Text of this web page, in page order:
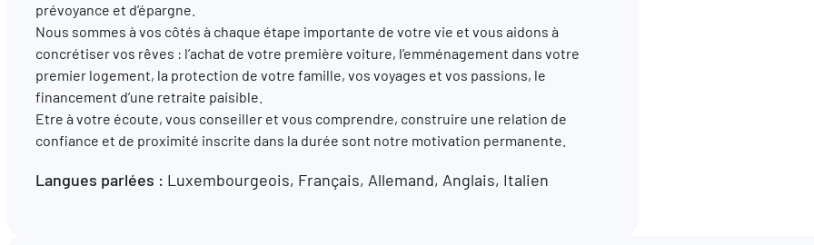
prévoyance et d’épargne.
Nous sommes à vos côtés à chaque étape importante de votre vie et vous aidons à
concrétiser vos rêves : l’achat de votre première voiture, l’emménagement dans votre
premier logement, la protection de votre famille, vos voyages et vos passions, le
financement d’une retraite paisible.
Etre à votre écoute, vous conseiller et vous comprendre, construire une relation de
confiance et de proximité inscrite dans la durée sont notre motivation permanente.
Langues parlées : Luxembourgeois, Français, Allemand, Anglais, Italien